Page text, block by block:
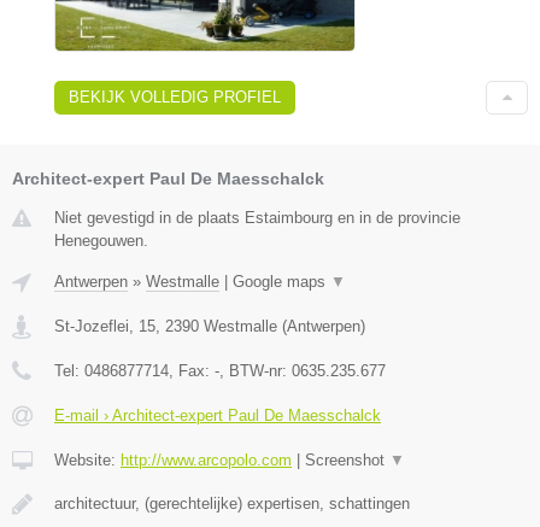
BEKIJK VOLLEDIG PROFIEL
Architect-expert Paul De Maesschalck
Niet gevestigd in de plaats Estaimbourg en in de provincie
Henegouwen.
Antwerpen » Westmalle Google maps ▼
St-Jozeflei, 15 2390 Westmalle (Antwerpen)
Tel: 0486877714 , Fax: - , BTW-nr: 0635.235.677
E-mail › Architect-expert Paul De Maesschalck
Website: http://www.arcopolo.com Screenshot ▼
architectuur, (gerechtelijke) expertisen, schattingen